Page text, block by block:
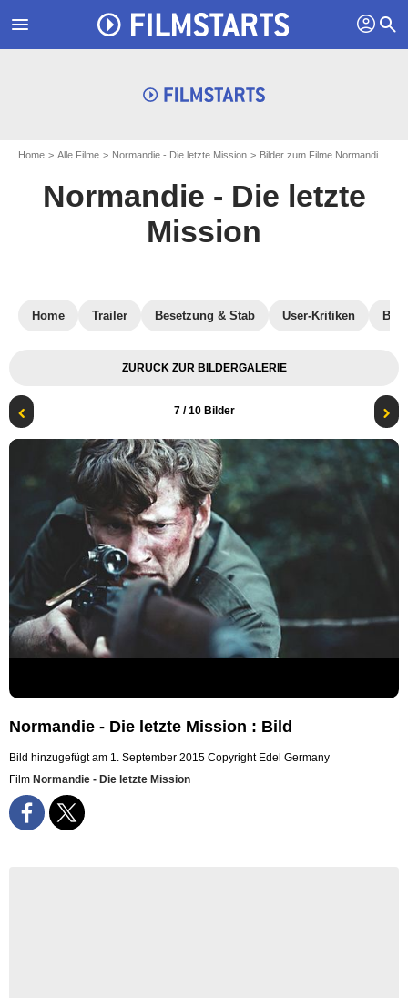
menu profil search
Home Alle Filme Normandie - Die letzte Mission Bilder zum Filme Normandie - Die letzte Mission
Normandie - Die letzte
Mission
Home Trailer Besetzung & Stab User-Kritiken Blu-
ZURÜCK ZUR BILDERGALERIE
7/ 10 Bilder
Normandie - Die letzte Mission : Bild
Bild hinzugefügt am 1. September 2015 Copyright Edel Germany
Film Normandie - Die letzte Mission